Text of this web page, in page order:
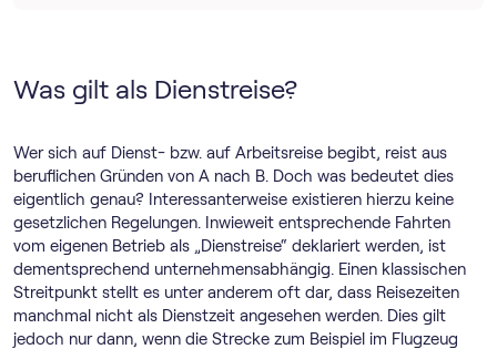
Was gilt als Dienstreise?
Wer sich auf Dienst- bzw. auf Arbeitsreise begibt, reist aus
beruflichen Gründen von A nach B. Doch was bedeutet dies
eigentlich genau? Interessanterweise existieren hierzu keine
gesetzlichen Regelungen. Inwieweit entsprechende Fahrten
vom eigenen Betrieb als „Dienstreise“ deklariert werden, ist
dementsprechend unternehmensabhängig. Einen klassischen
Streitpunkt stellt es unter anderem oft dar, dass Reisezeiten
manchmal nicht als Dienstzeit angesehen werden. Dies gilt
jedoch nur dann, wenn die Strecke zum Beispiel im Flugzeug